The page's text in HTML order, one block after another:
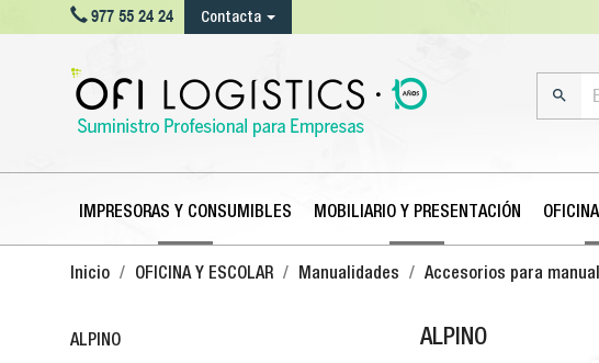
977 55 24 24 Contacta

IMPRESORAS Y CONSUMIBLES MOBILIARIO Y PRESENTACIÓN
Inicio OFICINA Y ESCOLAR Manualidades Accesorios para
ALPINO ALPINO